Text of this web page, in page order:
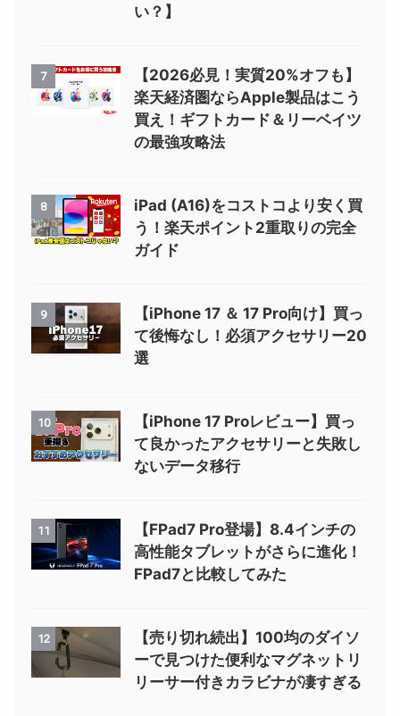
い？】
7
【2026必見！実質20%オフも】
楽天経済圏ならApple製品はこう
買え！ギフトカード＆リーベイツ
の最強攻略法
8
iPad (A16)をコストコより安く買
う！楽天ポイント2重取りの完全
ガイド
9
【iPhone 17 ＆ 17 Pro向け】買っ
て後悔なし！必須アクセサリー20
選
10
【iPhone 17 Proレビュー】買っ
て良かったアクセサリーと失敗し
ないデータ移行
11
【FPad7 Pro登場】8.4インチの
高性能タブレットがさらに進化！
FPad7と比較してみた
12
【売り切れ続出】100均のダイソ
ーで見つけた便利なマグネットリ
リーサー付きカラビナが凄すぎる